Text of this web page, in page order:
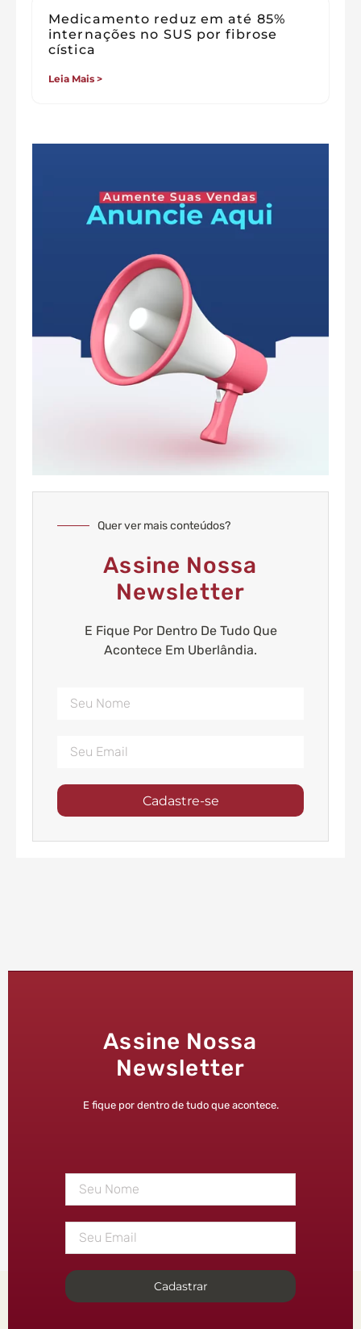
Medicamento reduz em até 85%
internações no SUS por fibrose
cística
Leia Mais >
Quer ver mais conteúdos?
Assine Nossa
Newsletter
E Fique Por Dentro De Tudo Que
Acontece Em Uberlândia.
Cadastre-se
Assine Nossa
Newsletter
E fique por dentro de tudo que acontece.
Cadastrar